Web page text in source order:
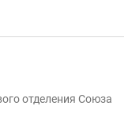
отделения Союза